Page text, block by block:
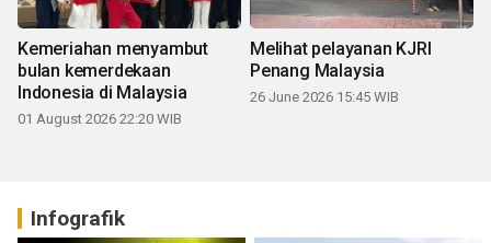
Kemeriahan menyambut
bulan kemerdekaan
Indonesia di Malaysia
01 August 2026 22:20 WIB
Melihat pelayanan KJRI
Penang Malaysia
26 June 2026 15:45 WIB
Infografik